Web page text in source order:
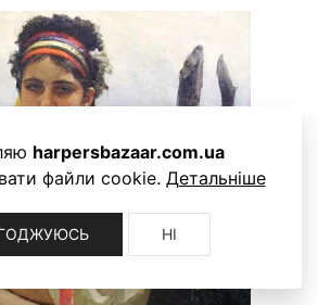
harpersbazaar.com.ua
файли cookie. Детальніше
НІ